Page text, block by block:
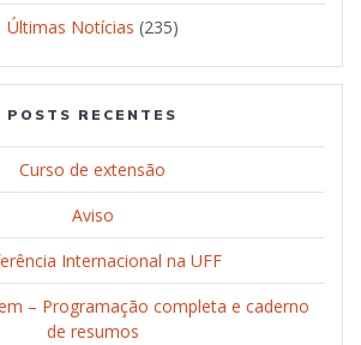
Últimas Notícias (235)
POSTS RECENTES
Curso de extensão
Aviso
Internacional na UFF
– Programação completa e caderno
de resumos